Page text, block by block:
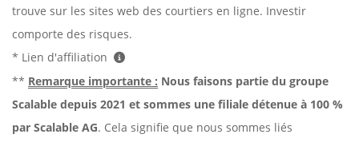
trouve sur les sites web des courtiers en ligne. Investir
comporte des risques.
* Lien d'affiliation
** Remarque importante : Nous faisons partie du groupe
Scalable depuis 2021 et sommes une filiale détenue à 100 %
par Scalable AG. Cela signifie que nous sommes liés